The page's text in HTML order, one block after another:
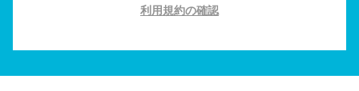
利用規約の確認